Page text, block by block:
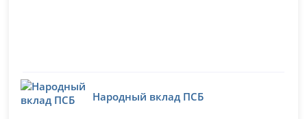
Народный вклад ПСБ